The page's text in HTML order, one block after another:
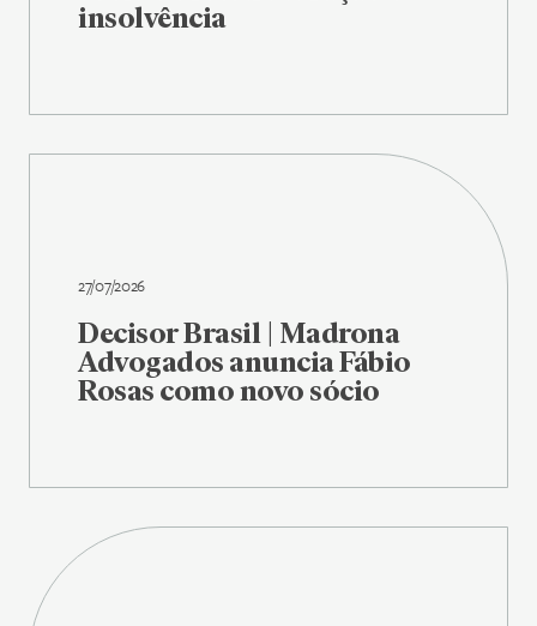
insolvência
27/07/2026
Decisor Brasil | Madrona
Advogados anuncia Fábio
Rosas como novo sócio